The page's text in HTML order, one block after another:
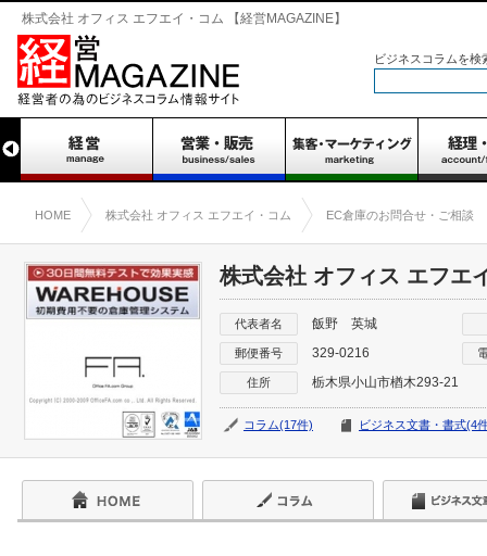
株式会社 オフィス エフエイ・コム 【経営MAGAZINE】
ビジネスコラムを検
HOME 株式会社 オフィス エフエイ・コム EC倉庫のお問合せ・ご相談
株式会社 オフィス エフエ
代表者名 飯野 英城
郵便番号 329-0216
住所 栃木県小山市楢木293-21
コラム(17件) ビジネス文書・書式(4